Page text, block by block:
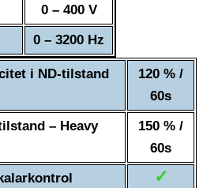
0 – 400 V
0 – 3200 Hz
i ND-tilstand
120 % /
60s
– Heavy
150 % /
60s
✓